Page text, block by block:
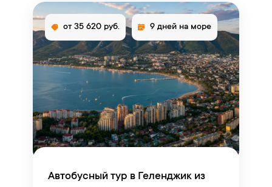
от 35 620 руб. 9 дней на море
Автобусный тур в Геленджик из